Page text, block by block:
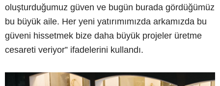
oluşturduğumuz güven ve bugün burada gördüğümüz
bu büyük aile. Her yeni yatırımımızda arkamızda bu
güveni hissetmek bize daha büyük projeler üretme
cesareti veriyor” ifadelerini kullandı.